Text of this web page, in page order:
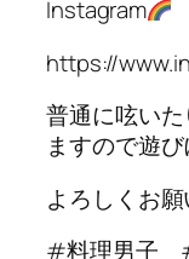
Instagram
https://
普通に呟い
ますので遊
よろしくお願
#料理男子